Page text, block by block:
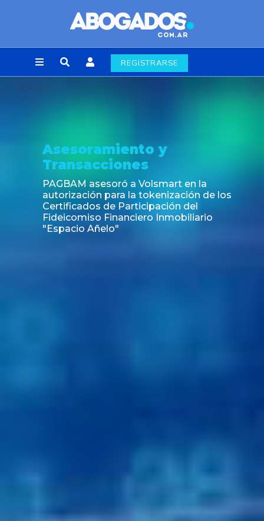
REGISTRARSE
Asesoramiento y
Transacciones
PAGBAM asesoró a Volsmart en la
autorización para la tokenización de los
Certificados de Participación del
Fideicomiso Financiero Inmobiliario
"Espacio Añelo"